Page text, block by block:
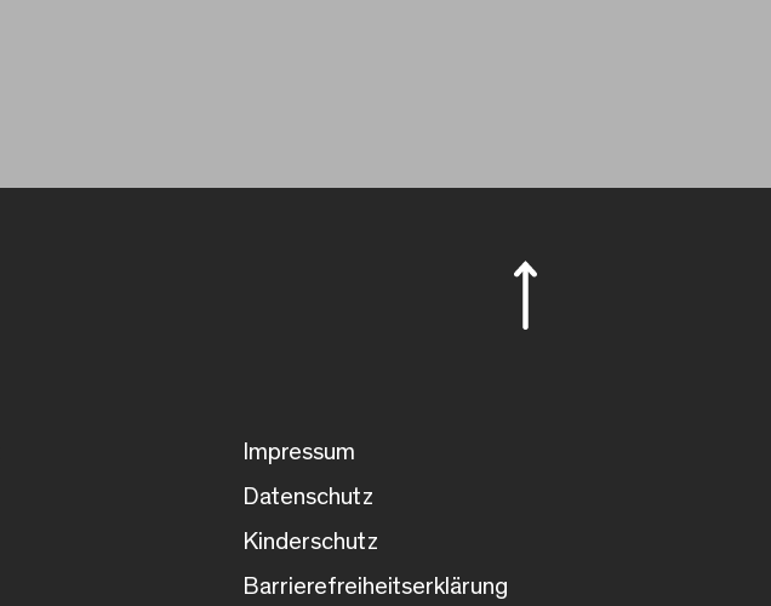
Impressum
Datenschutz
Kinderschutz
Barrierefreiheitserklärung